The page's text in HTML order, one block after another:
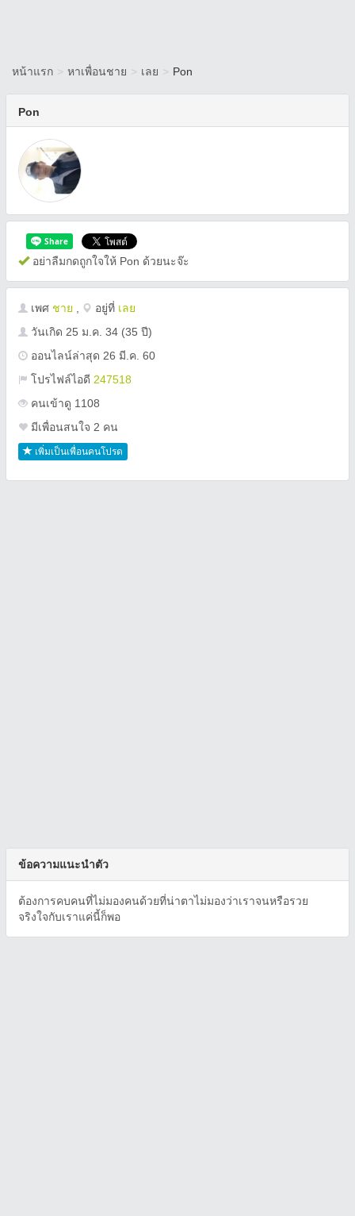
หน้าแรก > หาเพื่อนชาย > เลย > Pon
Pon
อย่าลืมกดถูกใจให้ Pon ด้วยนะจ๊ะ
เพศ ชาย อยู่ที่ เลย
วันเกิด 25 ม.ค. 34 (35 ปี)
ออนไลน์ล่าสุด 26 มี.ค. 60
โปรไฟล์ไอดี 247518
คนเข้าดู 1108
มีเพื่อนสนใจ 2 คน
เพิ่มเป็นเพื่อนคนโปรด
ข้อความแนะนำตัว
ต้องการคบคนที่ไม่มองคนด้วยที่น่าตาไม่มองว่าเราจนหรือรวย
จริงใจกับเราแค่นี้ก็พอ